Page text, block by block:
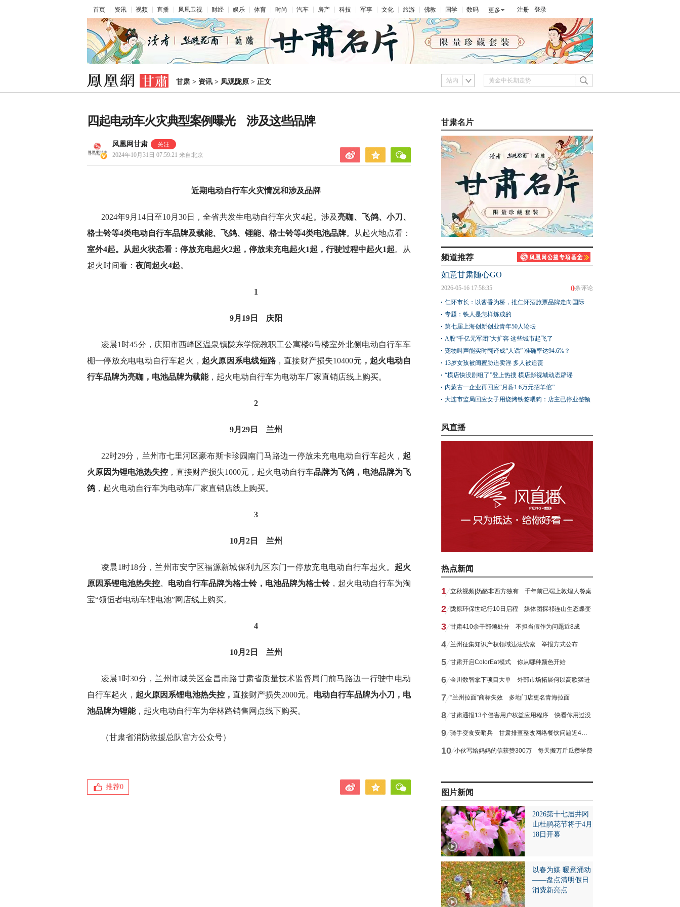
首页 资讯 视频 直播 凤凰卫视 财经 娱乐 体育 时尚 汽车 房产 科技 军事 文化 旅游 佛教 国学 数码 更多 注册 登录
甘肃 > 资讯 > 凤观陇原 > 正文 站内
四起电动车火灾典型案例曝光 涉及这些品牌
凤凰网甘肃
2024年10月31日 07:59:21 来自北京
近期电动自行车火灾情况和涉及品牌
2024年9月14日至10月30日，全省共发生电动自行车火灾4起。涉及亮咖、飞鸽、小刀、
格士铃等4类电动自行车品牌及载能、飞鸽、锂能、格士铃等4类电池品牌。从起火地点看：
室外4起。从起火状态看：停放充电起火2起，停放未充电起火1起，行驶过程中起火1起。从
起火时间看： 夜间起火4起。
1
9月19日 庆阳
凌晨1时45分，庆阳市西峰区温泉镇陇东学院教职工公寓楼6号楼室外北侧电动自行车车
棚一停放充电电动自行车起火， 起火原因系电线短路，直接财产损失10400元 ，起火电动自
行车品牌为亮咖， 电池品牌为载能，起火电动自行车为电动车厂家直销店线上购买。
2
9月29日 兰州
22时29分，兰州市七里河区豪布斯卡珍园南门马路边一停放未充电电动自行车起火， 起
火原因为锂电池热失控 ，直接财产损失1000元，起火电动自行车品牌为飞鸽， 电池品牌为飞
鸽 ，起火电动自行车为电动车厂家直销店线上购买。
3
10月2日 兰州
凌晨1时18分，兰州市安宁区福源新城保利九区东门一停放充电电动自行车起火。 起火
原因系锂电池热失控。 电动自行车品牌为格士铃，电池品牌为格士铃，起火电动自行车为淘
宝“领恒者电动车锂电池”网店线上购买。
4
10月2日 兰州
凌晨1时30分，兰州市城关区金昌南路甘肃省质量技术监督局门前马路边一行驶中电动
自行车起火， 起火原因系锂电池热失控， 直接财产损失2000元。 电动自行车品牌为小刀，电
池品牌为锂能，起火电动自行车为华林路销售网点线下购买。
（甘肃省消防救援总队官方公众号）
推荐0
甘肃名片
频道推荐
如意甘肃随心GO
0条评论
2026-05-16 17:58:35
仁怀市长：以酱香为桥，推仁怀酒旅票品牌走向国际
专题：铁人是怎样炼成的
第七届上海创新创业青年50人论坛
A股“千亿元军团”大扩容 这些城市起飞了
宠物叫声能实时翻译成“人话” 准确率达94.6%？
13岁女孩被闺蜜胁迫卖淫 多人被追责
“横店快没剧组了”登上热搜 横店影视城动态辟谣
内蒙古一企业再回应“月薪1.6万元招羊倌”
大连市监局回应女子用烧烤铁签喂狗：店主已停业整顿
风直播
热点新闻
1 立秋视频|奶酪非西方独有 千年前已端上敦煌人餐桌
2 陇原环保世纪行10日启程 媒体团探祁连山生态蝶变
3 甘肃410余干部领处分 不担当假作为问题近8成
4 兰州征集知识产权领域违法线索 举报方式公布
5 甘肃开启ColorEat模式 你从哪种颜色开始
6 金川数智拿下项目大单 外部市场拓展何以高歌猛进
7 “兰州拉面”商标失效 多地门店更名青海拉面
8 甘肃通报13个侵害用户权益应用程序 快看你用过没
9 骑手变食安哨兵 甘肃排查整改网络餐饮问题近4万个
10 小伙写给妈妈的信获赞300万 每天搬万斤瓜攒学费
图片新闻
2026第十七届井冈
山杜鹃花节将于4月
18日开幕
以春为媒 暖意涌动
——盘点清明假日
消费新亮点